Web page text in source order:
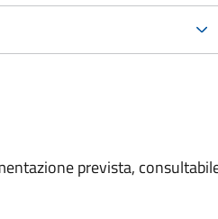
prevista,